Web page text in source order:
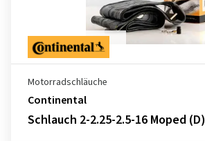
Motorradschläuche
Continental
Schlauch 2-2.25-2.5-16 Moped (D)